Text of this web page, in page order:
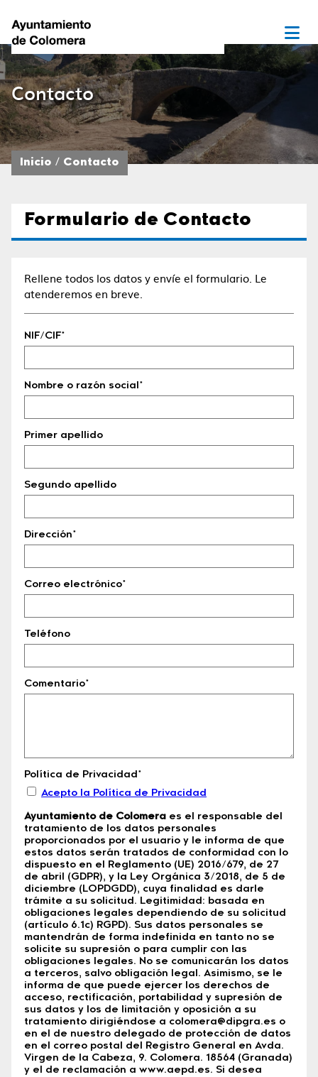
Contacto
Inicio Contacto
Formulario de Contacto
Rellene todos los datos y envíe el formulario. Le
atenderemos en breve.
NIF/CIF*
Nombre o razón social*
Primer apellido
Segundo apellido
Dirección*
Correo electrónico*
Teléfono
Comentario*
Política de Privacidad*
Acepto la Política de Privacidad
Ayuntamiento de Colomera es el responsable del
tratamiento de los datos personales
proporcionados por el usuario y le informa de que
estos datos serán tratados de conformidad con lo
dispuesto en el Reglamento (UE) 2016/679, de 27
de abril (GDPR), y la Ley Orgánica 3/2018, de 5 de
diciembre (LOPDGDD), cuya finalidad es darle
trámite a su solicitud. Legitimidad: basada en
obligaciones legales dependiendo de su solicitud
(artículo 6.1c) RGPD). Sus datos personales se
mantendrán de forma indefinida en tanto no se
solicite su supresión o para cumplir con las
obligaciones legales. No se comunicarán los datos
a terceros, salvo obligación legal. Asimismo, se le
informa de que puede ejercer los derechos de
acceso, rectificación, portabilidad y supresión de
sus datos y los de limitación y oposición a su
tratamiento dirigiéndose a colomera@dipgra.es o
en el de nuestro delegado de protección de datos
en el correo postal del Registro General en Avda.
Virgen de la Cabeza, 9. Colomera. 18564 (Granada)
y el de reclamación a www.aepd.es. Si desea